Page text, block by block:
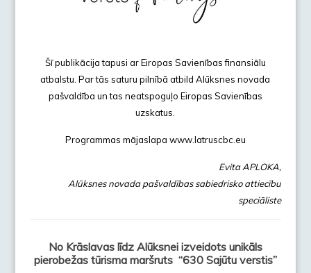
Šī publikācija tapusi ar Eiropas Savienības finansiālu
atbalstu. Par tās saturu pilnībā atbild Alūksnes novada
pašvaldība un tas neatspoguļo Eiropas Savienības
uzskatus.
Programmas mājaslapa www.latruscbc.eu
Evita APLOKA,
Alūksnes novada pašvaldībassabiedrisko attiecību
speciāliste
No Krāslavas līdz Alūksnei izveidots unikāls
pierobežas tūrisma maršruts “630 Sajūtu verstis”